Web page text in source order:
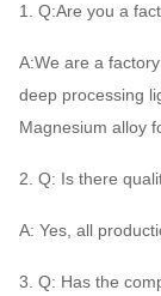
1. Q:Are you a
A:We are a
deep processing
Magnesium alloy
2. Q: Is there
A: Yes, all
3. Q: Has the